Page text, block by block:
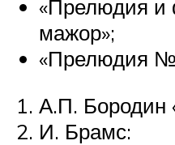
«Прелюдия
мажор»;
«Прелюдия
А.П. Бородин
И. Брамс: